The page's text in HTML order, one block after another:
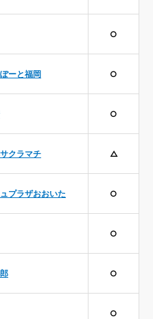
○
ーと福岡 ○
○
クラマチ △
プラザおおいた ○
○
○
○